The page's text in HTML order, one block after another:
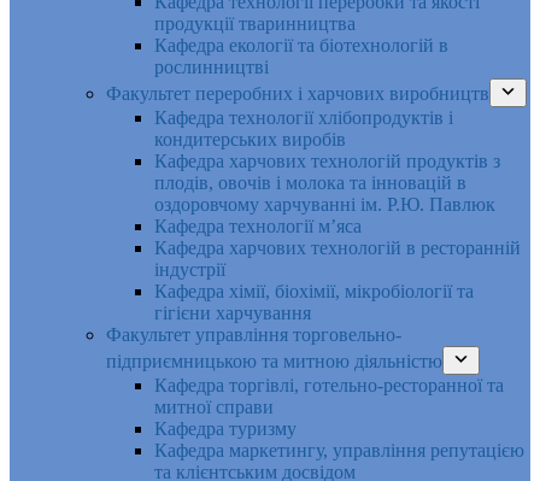
продукції тваринництва
Кафедра екології та біотехнологій в
рослинництві
Факультет переробних і харчових виробництв
Кафедра технології хлібопродуктів і
кондитерських виробів
Кафедра харчових технологій продуктів з
плодів, овочів і молока та інновацій в
оздоровчому харчуванні ім. Р.Ю. Павлюк
Кафедра технології м’яса
Кафедра харчових технологій в ресторанній
індустрії
Кафедра хімії, біохімії, мікробіології та
гігієни харчування
Факультет управління торговельно-
підприємницькою та митною діяльністю
Кафедра торгівлі, готельно-ресторанної та
митної справи
Кафедра туризму
Кафедра маркетингу, управління репутацією
та клієнтським досвідом